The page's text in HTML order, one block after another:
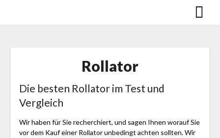
Rollator
Die besten Rollator im Test und
Vergleich
Wir haben für Sie recherchiert, und sagen Ihnen worauf Sie
vor dem Kauf einer Rollator unbedingt achten sollten. Wir